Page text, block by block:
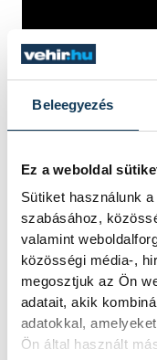
Beleegyezés
Ez a weboldal
Sütiket használunk
szabásához,
valamint
közösségi média-,
megosztjuk az Ön
adatait, akik
adatokkal,
Ön által használt
közélet